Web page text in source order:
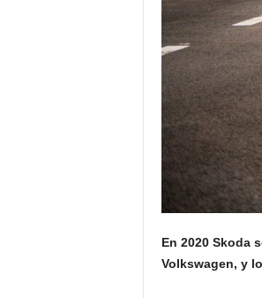
En 2020 Skoda
Volkswagen, y